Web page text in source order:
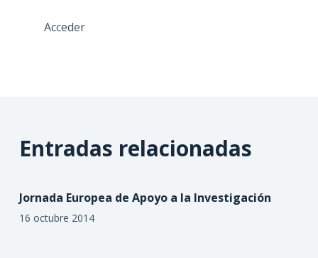
Acceder
Entradas relacionadas
Jornada Europea de Apoyo a la Investigación
16 octubre 2014